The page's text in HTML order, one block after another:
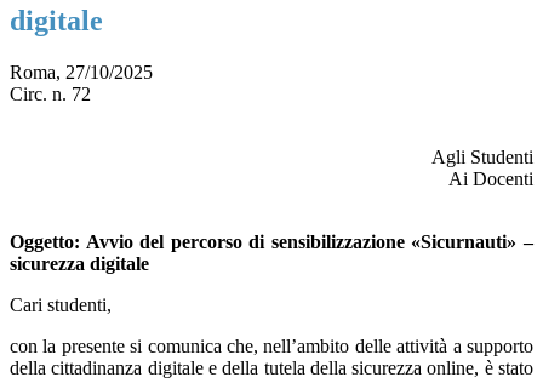
digitale
Roma, 27/10/2025
Circ. n. 72
Agli Studenti
Ai Docenti
Oggetto: Avvio del percorso di sensibilizzazione «Sicurnauti» –
sicurezza digitale
Cari studenti,
con la presente si comunica che, nell’ambito delle attività a supporto
della cittadinanza digitale e della tutela della sicurezza online, è stato